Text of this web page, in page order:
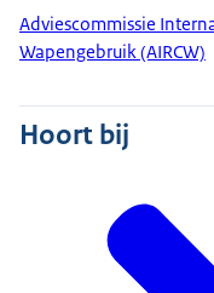
Adviescommissie
Wapengebruik (AIRCW)
Hoort bij